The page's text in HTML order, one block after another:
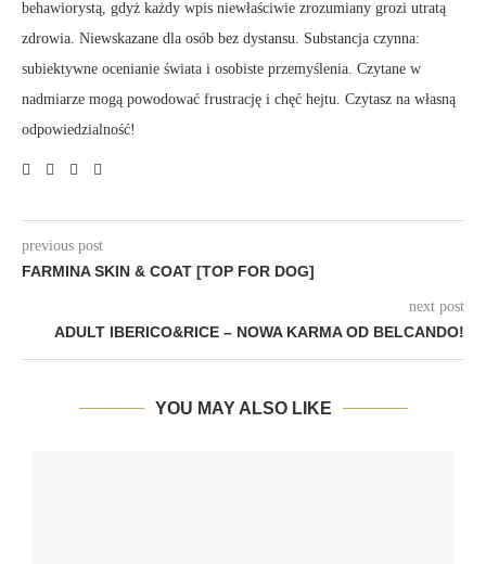
behawiorystą, gdyż każdy wpis niewłaściwie zrozumiany grozi utratą
zdrowia. Niewskazane dla osób bez dystansu. Substancja czynna:
subiektywne ocenianie świata i osobiste przemyślenia. Czytane w
nadmiarze mogą powodować frustrację i chęć hejtu. Czytasz na własną
odpowiedzialność!
previous post
FARMINA SKIN & COAT [TOP FOR DOG]
next post
ADULT IBERICO&RICE – NOWA KARMA OD BELCANDO!
YOU MAY ALSO LIKE